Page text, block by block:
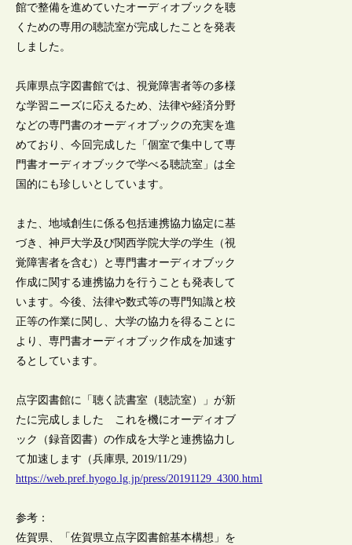
館で整備を進めていたオーディオブックを聴
くための専用の聴読室が完成したことを発表
しました。
兵庫県点字図書館では、視覚障害者等の多様
な学習ニーズに応えるため、法律や経済分野
などの専門書のオーディオブックの充実を進
めており、今回完成した「個室で集中して専
門書オーディオブックで学べる聴読室」は全
国的にも珍しいとしています。
また、地域創生に係る包括連携協力協定に基
づき、神戸大学及び関西学院大学の学生（視
覚障害者を含む）と専門書オーディオブック
作成に関する連携協力を行うことも発表して
います。今後、法律や数式等の専門知識と校
正等の作業に関し、大学の協力を得ることに
より、専門書オーディオブック作成を加速す
るとしています。
点字図書館に「聴く読書室（聴読室）」が新
たに完成しました これを機にオーディオブ
ック（録音図書）の作成を大学と連携協力し
て加速します（兵庫県, 2019/11/29）
https://web.pref.hyogo.lg.jp/press/20191129_4300.html
参考：
佐賀県、「佐賀県立点字図書館基本構想」を